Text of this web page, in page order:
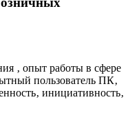
‚ опыт работы в сфере
пользователь ПК‚
инициативность‚